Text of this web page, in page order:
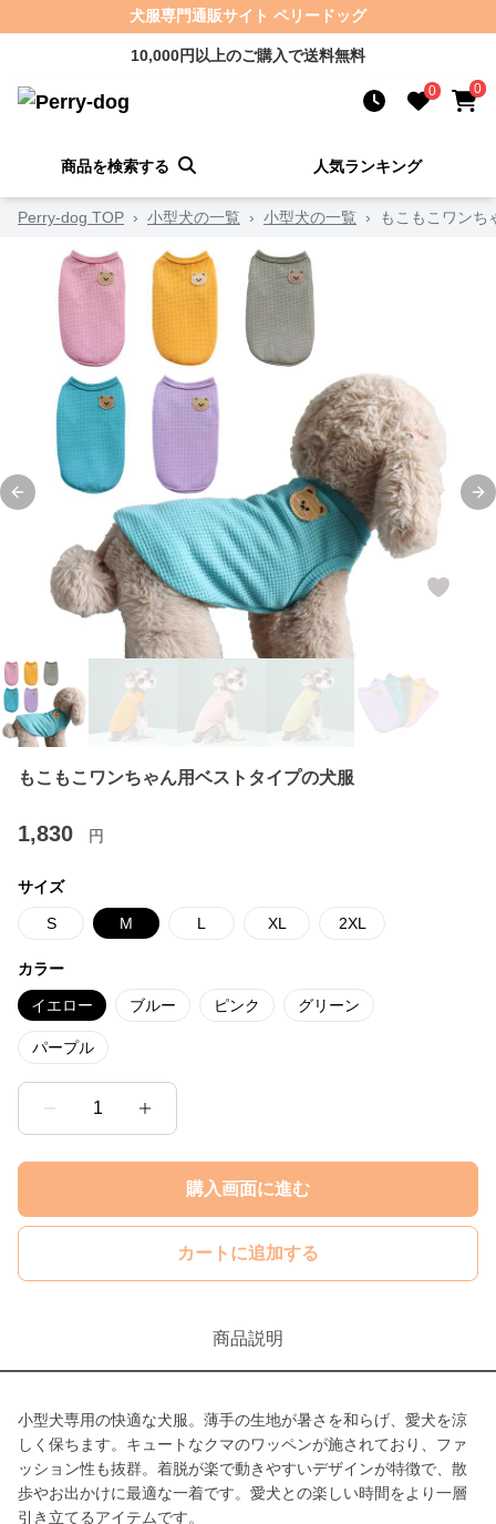
犬服専門通販サイト ペリードッグ
10,000円以上のご購入で送料無料
0 0
商品を検索する 人気ランキング
Perry-dog TOP › 小型犬の一覧 › 小型犬の一覧 › もこもこワンち
Previous slide
もこもこワンちゃん用ベストタイプの犬服
1,830 円
サイズ
S M L XL 2XL
カラー
イエロー ブルー ピンク グリーン
パープル
1
購入画面に進む
カートに追加する
商品説明
小型犬専用の快適な犬服。薄手の生地が暑さを和らげ、愛犬を涼
しく保ちます。キュートなクマのワッペンが施されており、ファ
ッション性も抜群。着脱が楽で動きやすいデザインが特徴で、散
歩やお出かけに最適な一着です。愛犬との楽しい時間をより一層
引き立てるアイテムです。